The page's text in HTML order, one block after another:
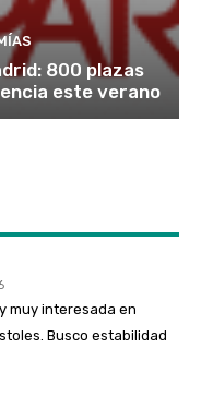
800 plazas
este verano
muy interesada en
Busco estabilidad